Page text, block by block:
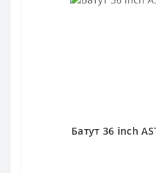
Батут 36 inch